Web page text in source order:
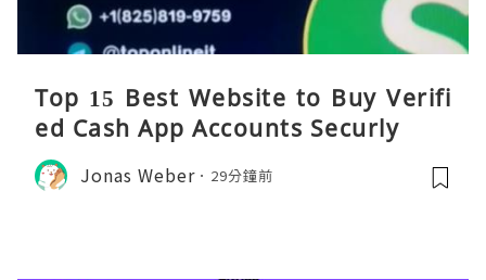
Top 15 Best Website to Buy Verifi
ed Cash App Accounts Securly
Jonas Weber 29分鐘前